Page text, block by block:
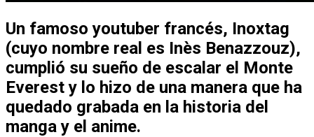
Un famoso youtuber francés, Inoxtag
(cuyo nombre real es Inès Benazzouz),
cumplió su sueño de escalar el Monte
Everesty lo hizo de una manera que ha
quedado grabada en la historia del
manga y el anime.